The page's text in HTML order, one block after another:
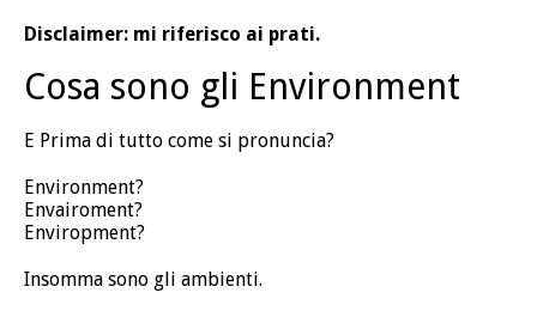
Disclaimer: mi riferisco ai prati.
Cosa sono gli Environment
E Prima di tutto come si pronuncia?
Environment?
Envairoment?
Enviropment?
Insomma sono gli ambienti.